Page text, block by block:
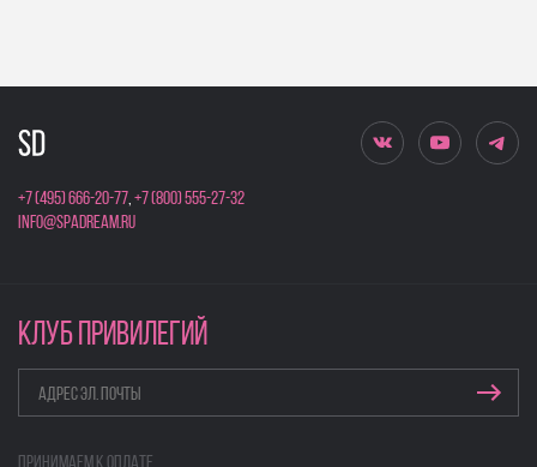
+7 (495) 666-20-77,+7 (800) 555-27-32
info@spadream.ru
КЛУБ ПРИВИЛЕГИЙ